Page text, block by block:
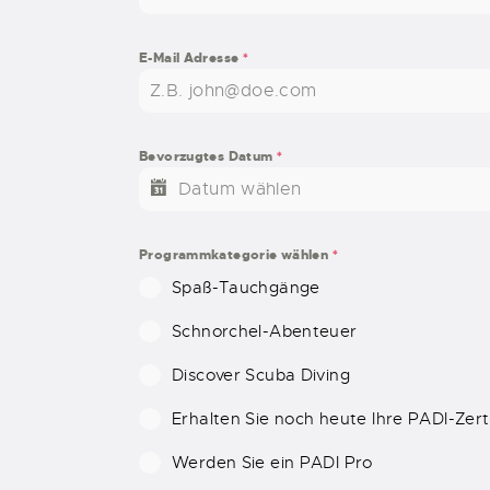
E-Mail Adresse *
Bevorzugtes Datum *
Programmkategorie wählen *
Spaß-Tauchgänge
Schnorchel-Abenteuer
Discover Scuba Diving
Erhalten Sie noch heute Ihre PADI-
Werden Sie ein PADI Pro